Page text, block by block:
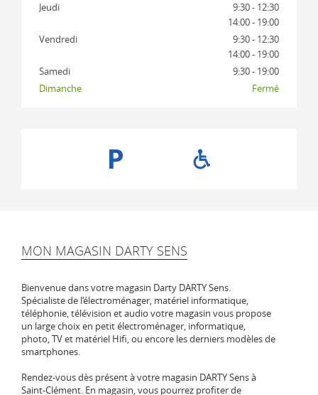
Jeudi
9:30 - 12:30
14:00 - 19:00
Vendredi
9:30 - 12:30
14:00 - 19:00
Samedi
9:30 - 19:00
Dimanche
Fermé
MON MAGASIN DARTY SENS
Bienvenue dans votre magasin Darty DARTY Sens.
Spécialiste de l‘électroménager, matériel informatique,
téléphonie, télévision et audio votre magasin vous propose
un large choix en petit électroménager, informatique,
photo, TV et matériel Hifi, ou encore les derniers modèles de
smartphones.
Rendez-vous dès présent à votre magasin DARTY Sens à
Saint-Clément. En magasin, vous pourrez profiter de